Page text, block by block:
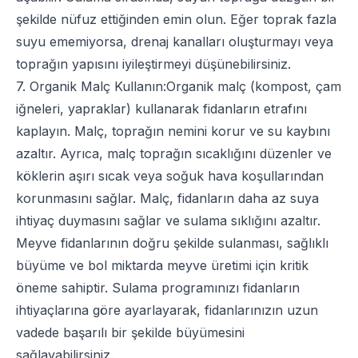
şekilde nüfuz ettiğinden emin olun. Eğer toprak fazla
suyu ememiyorsa, drenaj kanalları oluşturmayı veya
toprağın yapısını iyileştirmeyi düşünebilirsiniz.
7. Organik Malç Kullanın:Organik malç (kompost, çam
iğneleri, yapraklar) kullanarak fidanların etrafını
kaplayın. Malç, toprağın nemini korur ve su kaybını
azaltır. Ayrıca, malç toprağın sıcaklığını düzenler ve
köklerin aşırı sıcak veya soğuk hava koşullarından
korunmasını sağlar. Malç, fidanların daha az suya
ihtiyaç duymasını sağlar ve sulama sıklığını azaltır.
Meyve fidanlarının doğru şekilde sulanması, sağlıklı
büyüme ve bol miktarda meyve üretimi için kritik
öneme sahiptir. Sulama programınızı fidanların
ihtiyaçlarına göre ayarlayarak, fidanlarınızın uzun
vadede başarılı bir şekilde büyümesini